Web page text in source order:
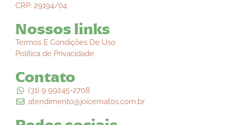
CRP: 29194/04
Nossos links
Termos E Condições De Uso
Política de Privacidade
Contato
(31) 9 99245-2708
atendimento@joicematos.com.br